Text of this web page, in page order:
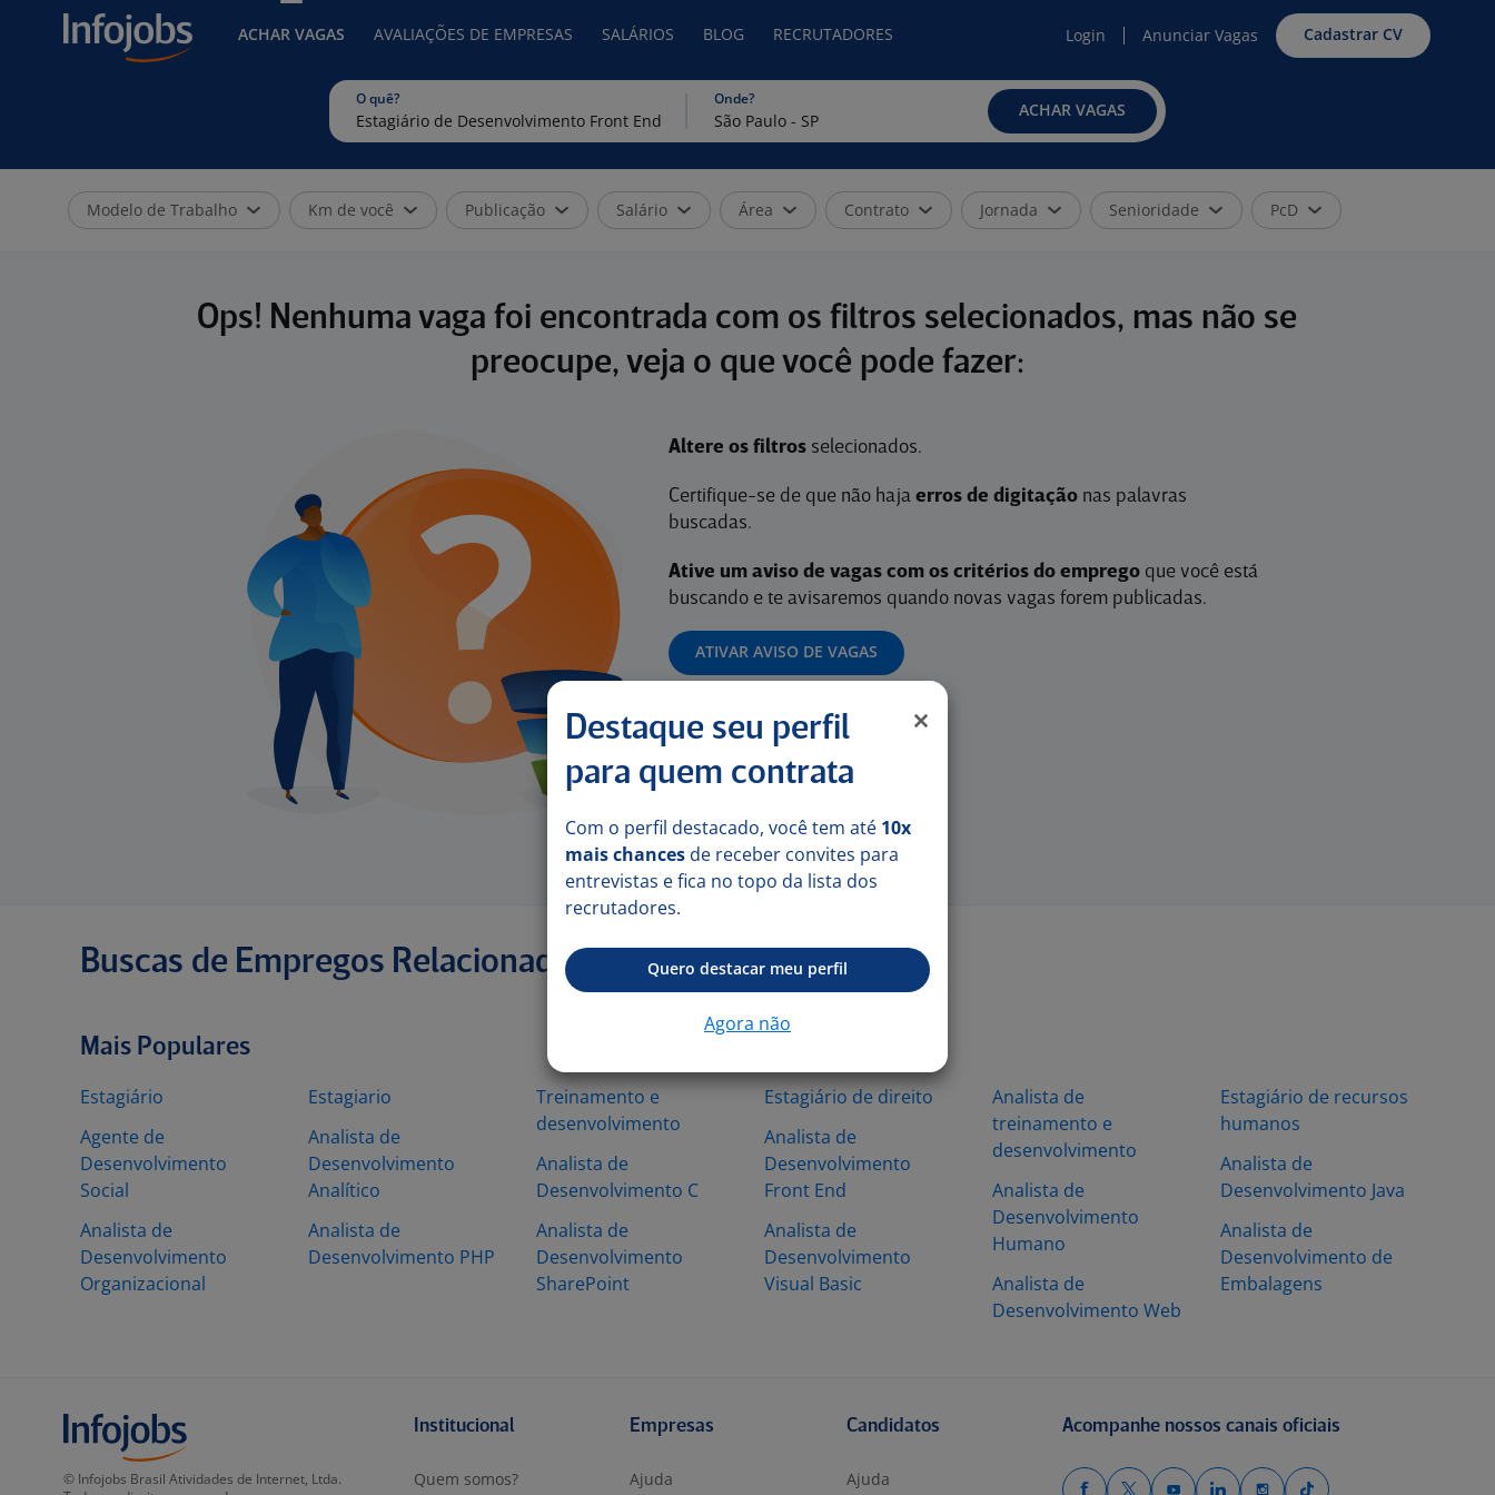
ACHAR VAGAS AVALIAÇÕES DE EMPRESAS SALÁRIOS BLOG RECRUTADORES Login Anunciar Vagas Cadastrar CV
O quê? Onde?
ACHAR VAGAS
Modelo de Trabalho Km de você Publicação Salário Área Contrato Jornada Senioridade PcD
Ops! Nenhuma vaga foi encontrada com os filtros selecionados, mas não se
preocupe, veja o que você pode fazer:
Altere os filtrosselecionados.
Certifique-se de que não haja erros de digitaçãonas palavras
buscadas.
Ative um aviso de vagas com os critérios do empregoque você está
buscando e te avisaremos quando novas vagas forem publicadas.
ATIVAR AVISO DE VAGAS
Buscas de Empregos Relacionadas
Mais Populares
Estagiário
Agente de
Desenvolvimento
Social
Analista de
Desenvolvimento
Organizacional
Estagiario
Analista de
Desenvolvimento
Analítico
Analista de
Desenvolvimento PHP
Treinamento e
desenvolvimento
Analista de
Desenvolvimento C
Analista de
Desenvolvimento
SharePoint
Estagiário de direito
Analista de
Desenvolvimento
Front End
Analista de
Desenvolvimento
Visual Basic
Analista de
treinamento e
desenvolvimento
Analista de
Desenvolvimento
Humano
Analista de
Desenvolvimento Web
Estagiário de recursos
humanos
Analista de
Desenvolvimento Java
Analista de
Desenvolvimento de
Embalagens
Destaque seu perfil
para quem contrata
Com o perfil destacado, você tem até 10x
mais chances de receber convites para
entrevistas e fica no topo da lista dos
recrutadores.
Quero destacar meu perfil
Agora não
© Infojobs Brasil Atividades de Internet, Ltda.
Institucional
Quem somos?
Empresas
Ajuda
Candidatos
Ajuda
Acompanhe nossos canais oficiais